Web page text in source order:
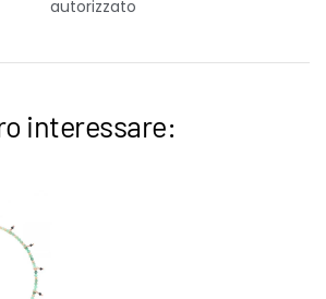
autorizzato
interessare: